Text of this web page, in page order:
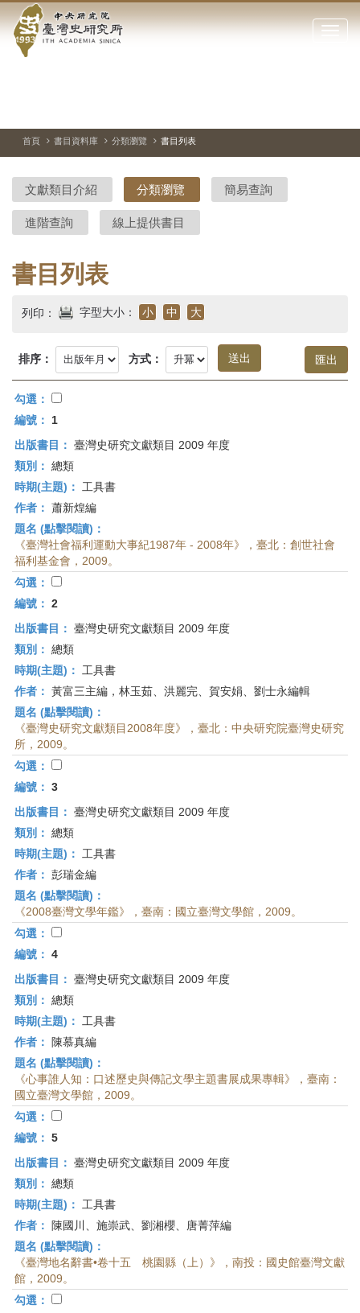
到中
央
院-
臺
灣
史
研
究
首
頁
點
閉
站
停、
圖
圖
結
首頁 書目資料庫 分類瀏覽 書目列表
文獻類目介紹 分類瀏覽 簡易查詢
進階查詢 線上提供書目
書目列表
列印： 字型大小： 小 中 大
排序： 方式：
勾選：
編號：
1
出版書目： 臺灣史研究文獻類目 2009 年度
類別： 總類
時期(主題)：
工具書
作者： 蕭新煌編
題名 (點擊閱讀)：
《臺灣社會福利運動大事紀1987年 - 2008年》，臺北：創世社會
福利基金會，2009。
勾選：
編號： 2
出版書目： 臺灣史研究文獻類目 2009 年度
類別： 總類
時期(主題)：
工具書
作者： 黃富三主編，林玉茹、洪麗完、賀安娟、劉士永編輯
題名 (點擊閱讀)：
《臺灣史研究文獻類目2008年度》，臺北：中央研究院臺灣史研究
所，2009。
勾選：
編號： 3
出版書目： 臺灣史研究文獻類目 2009 年度
類別： 總類
時期(主題)：
工具書
作者： 彭瑞金編
題名 (點擊閱讀)：
《2008臺灣文學年鑑》，臺南：國立臺灣文學館，2009。
勾選：
編號： 4
出版書目： 臺灣史研究文獻類目 2009 年度
類別： 總類
時期(主題)：
工具書
作者：
陳慕真編
題名 (點擊閱讀)：
《心事誰人知：口述歷史與傳記文學主題書展成果專輯》，臺南：
國立臺灣文學館，2009。
勾選：
編號： 5
出版書目： 臺灣史研究文獻類目 2009 年度
類別： 總類
時期(主題)：
工具書
作者：
陳國川、施崇武、劉湘櫻、唐菁萍編
題名 (點擊閱讀)：
《臺灣地名辭書•卷十五 桃園縣（上）》，南投：國史館臺灣文獻
館，2009。
勾選：